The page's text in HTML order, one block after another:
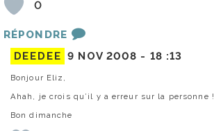
0
RÉPONDRE
DEEDEE 9 NOV 2008 - 18 :13
Bonjour Eliz,
Ahah, je crois qu’il y a erreur sur la personne !
Bon dimanche